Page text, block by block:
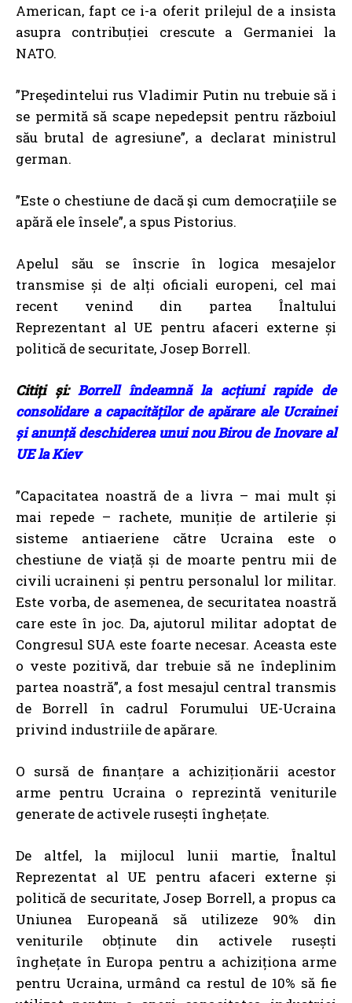
American, fapt ce i-a oferit prilejul de a insista
asupra contribuției crescute a Germaniei la
NATO.
”Preşedintelui rus Vladimir Putin nu trebuie să i
se permită să scape nepedepsit pentru războiul
său brutal de agresiune”, a declarat ministrul
german.
”Este o chestiune de dacă şi cum democraţiile se
apără ele însele”, a spus Pistorius.
Apelul său se înscrie în logica mesajelor
transmise și de alți oficiali europeni, cel mai
recent venind din partea Înaltului
Reprezentant al UE pentru afaceri externe și
politică de securitate, Josep Borrell.
Citiți și: Borrell îndeamnă la acțiuni rapide de
consolidare a capacităților de apărare ale Ucrainei
și anunță deschiderea unui nou Birou de Inovare al
UE la Kiev
”Capacitatea noastră de a livra – mai mult și
mai repede – rachete, muniție de artilerie și
sisteme antiaeriene către Ucraina este o
chestiune de viață și de moarte pentru mii de
civili ucraineni și pentru personalul lor militar.
Este vorba, de asemenea, de securitatea noastră
care este în joc. Da, ajutorul militar adoptat de
Congresul SUA este foarte necesar. Aceasta este
o veste pozitivă, dar trebuie să ne îndeplinim
partea noastră”, a fost mesajul central transmis
de Borrell în cadrul Forumului UE-Ucraina
privind industriile de apărare.
O sursă de finanțare a achiziționării acestor
arme pentru Ucraina o reprezintă veniturile
generate de activele rusești înghețate.
De altfel, la mijlocul lunii martie, Înaltul
Reprezentat al UE pentru afaceri externe și
politică de securitate, Josep Borrell, a propus ca
Uniunea Europeană să utilizeze 90% din
veniturile obținute din activele rusești
înghețate în Europa pentru a achiziționa arme
pentru Ucraina, urmând ca restul de 10% să fie